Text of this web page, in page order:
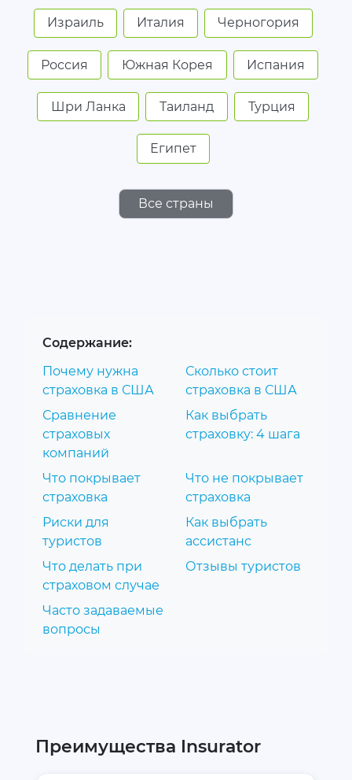
Израиль Италия Черногория
Россия Южная Корея Испания
Шри Ланка Таиланд Турция
Египет
Все страны
Содержание:
Почему нужна
страховка в США
Сколько стоит
страховка в США
Сравнение
страховых
компаний
Как выбрать
страховку: 4 шага
Что покрывает
страховка
Что не покрывает
страховка
Риски для
туристов
Как выбрать
ассистанс
Что делать при
страховом случае
Отзывы туристов
Часто задаваемые
вопросы
Преимущества Insurator